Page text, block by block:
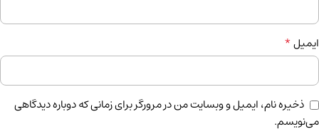
ایمیل*
ذخیره نام، ایمیل و وبسایت من در مرورگر برای زمانی که دوباره دیدگاهی
می‌نویسم.